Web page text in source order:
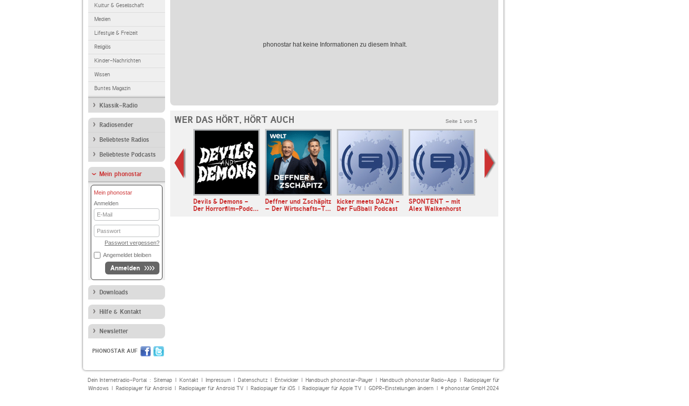
Kultur & Gesellschaft
Medien
Lifestyle & Freizeit
Religiös
Kinder-Nachrichten
Wissen
Buntes Magazin
Klassik-Radio
Radiosender
Beliebteste Radios
Beliebteste Podcasts
Mein phonostar
Mein phonostar
Anmelden
E-
Mail
Passwort
Passwort vergessen?
Angemeldet bleiben
Anmelden
Downloads
Hilfe & Kontakt
Newsletter
PHONOSTAR AUF
phonostar hat keine Informationen zu diesem Inhalt.
WER DAS HÖRT, HÖRT AUCH Seite 1 von 5
t3n Arbeit in Progress
Devils & Demons -
Der Horrorfilm-Podc…
Deffner und Zschäpitz
– Der Wirtschafts-T…
kicker meets DAZN -
Der Fußball Podcast
SPONTENT - mit
Alex Walkenhorst
Dein Internetradio-Portal : Sitemap| Kontakt| Impressum| Datenschutz| Entwickler| Handbuch phonostar-Player| Handbuch phonostar Radio-App| Radioplayer für
Windows| Radioplayer für Android| Radioplayer für Android TV| Radioplayer für iOS| Radioplayer für Apple TV| GDPR-Einstellungen ändern | © phonostar GmbH 2024